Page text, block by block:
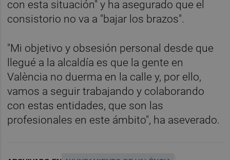
con esta situación" y ha asegurado que el
consistorio no va a "bajar los brazos".
"Mi objetivo y obsesión personal desde que
llegué a la alcaldía es que la gente en
València no duerma en la calle y, por ello,
vamos a seguir trabajando y colaborando
con estas entidades, que son las
profesionales en este ámbito", ha aseverado.